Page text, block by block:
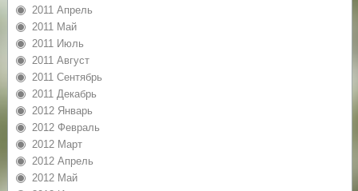
2011 Апрель
2011 Май
2011 Июль
2011 Август
2011 Сентябрь
2011 Декабрь
2012 Январь
2012 Февраль
2012 Март
2012 Апрель
2012 Май